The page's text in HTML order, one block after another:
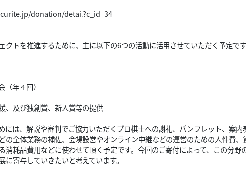
donation/detail?c_id=34
クトを推進するために、主に以下の6つの活動に活用させていただく予定です
年４回）
、及び独創賞、新人賞等の提供
には、解説や審判でご協力いただくプロ棋士への謝礼、パンフレット、案内
の全体業務の補佐、会場設営やオンライン中継などの運営のための人件費、
消耗品費用などに使わせて頂く予定です。今回のご寄付によって、この分野
寄与していきたいと考えています。